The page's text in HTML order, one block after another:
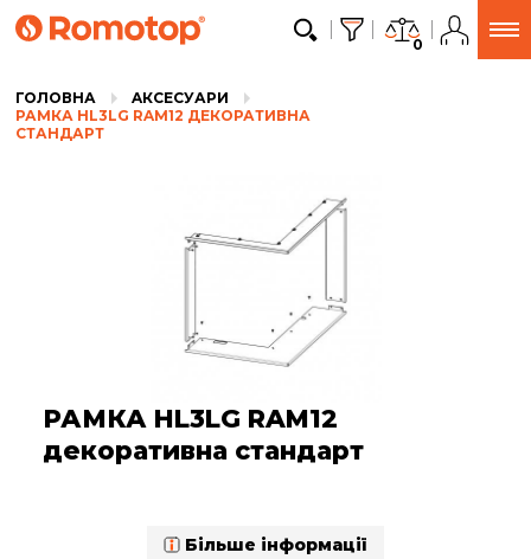
0
ГОЛОВНА
AКСЕСУАРИ
РАМКА HL3LG RAM12 ДЕКОРАТИВНА
СТАНДАРТ
РАМКА HL3LG RAM12
декоративна стандарт
Більше інформації